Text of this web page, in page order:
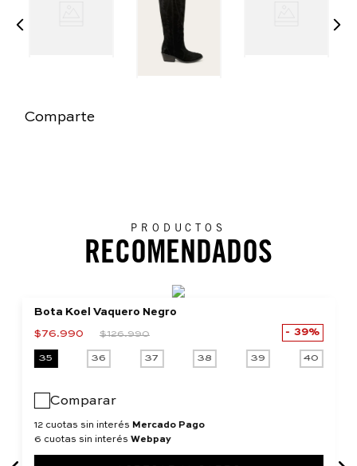
Comparte
PRODUCTOS
RECOMENDADOS
Bota Koel Vaquero Negro
$76.990 $126.990 39%
35 36 37 38 39 40
Comparar
12 cuotas sin interés Mercado Pago
6 cuotas sin interés Webpay